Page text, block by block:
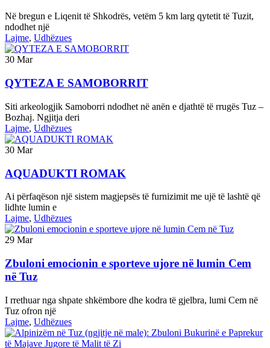
Në bregun e Liqenit të Shkodrës, vetëm 5 km larg qytetit të Tuzit,
ndodhet një
Lajme, Udhëzues
30 Mar
QYTEZA E SAMOBORRIT
Siti arkeologjik Samoborri ndodhet në anën e djathtë të rrugës Tuz –
Bozhaj. Ngjitja deri
Lajme, Udhëzues
30 Mar
AQUADUKTI ROMAK
Ai përfaqëson një sistem magjepsës të furnizimit me ujë të lashtë që
lidhte lumin e
Lajme, Udhëzues
29 Mar
Zbuloni emocionin e sporteve ujore në lumin Cem
në Tuz
I rrethuar nga shpate shkëmbore dhe kodra të gjelbra, lumi Cem në
Tuz ofron një
Lajme, Udhëzues